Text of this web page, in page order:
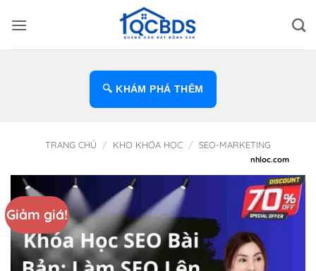
qua
🔍 KHÁM PHÁ THÊM
TRANG CHỦ / KHO KHÓA HỌC / SEO-MARKETING
Giảm giá!